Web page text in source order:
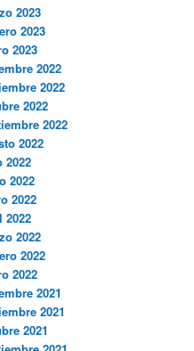
2023
2023
2023
2022
2022
2022
2022
2022
2022
2022
2022
2022
2022
2022
2022
2021
2021
2021